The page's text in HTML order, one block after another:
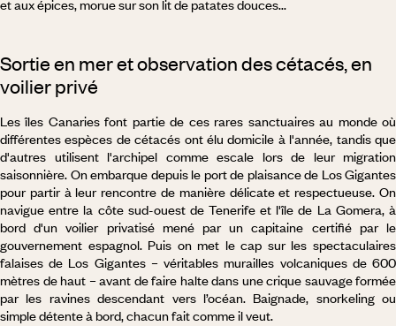
et aux épices, morue sur son lit de patates douces...
Sortie en mer et observation des cétacés, en
voilier privé
Les îles Canaries font partie de ces rares sanctuaires au monde où
différentes espèces de cétacés ont élu domicile à l'année, tandis que
d'autres utilisent l'archipel comme escale lors de leur migration
saisonnière. On embarque depuis le port de plaisance de Los Gigantes
pour partir à leur rencontre de manière délicate et respectueuse. On
navigue entre la côte sud-ouest de Tenerife et l'île de La Gomera, à
bord d'un voilier privatisé mené par un capitaine certifié par le
gouvernement espagnol. Puis on met le cap sur les spectaculaires
falaises de Los Gigantes – véritables murailles volcaniques de 600
mètres de haut – avant de faire halte dans une crique sauvage formée
par les ravines descendant vers l’océan. Baignade, snorkeling ou
simple détente à bord, chacun fait comme il veut.